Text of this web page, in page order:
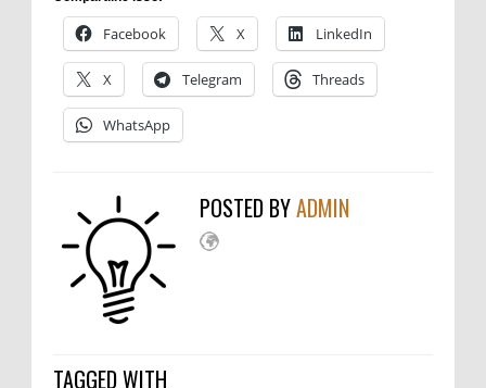
Facebook X LinkedIn
X Telegram Threads
WhatsApp
POSTED BYADMIN
TAGGED WITH